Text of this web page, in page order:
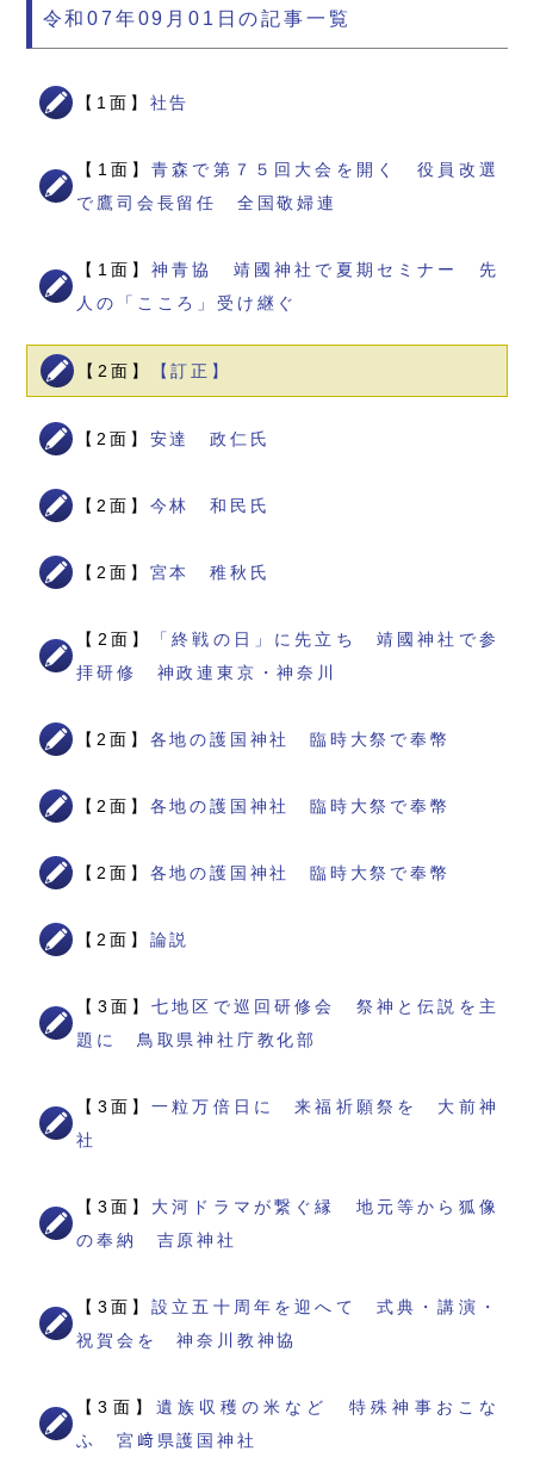
令和07年09月01日の記事一覧
【1面】 社告
【1面】青森で第７５回大会を開く 役員改選
で鷹司会長留任 全国敬婦連
【1面】神青協 靖國神社で夏期セミナー 先
人の「こころ」受け継ぐ
【2面】 【訂正】
【2面】 安達 政仁氏
【2面】 今林 和民氏
【2面】 宮本 稚秋氏
【2面】
「終戦の日」に先立ち 靖國神社で参
拝研修 神政連東京・神奈川
【2面】 各地の護国神社 臨時大祭で奉幣
【2面】 各地の護国神社 臨時大祭で奉幣
【2面】 各地の護国神社 臨時大祭で奉幣
【2面】 論説
【3面】七地区で巡回研修会 祭神と伝説を主
題に 鳥取県神社庁教化部
【3面】一粒万倍日に 来福祈願祭を 大前神
社
【3面】 大河ドラマが繋ぐ縁 地元等から狐像
の奉納 吉原神社
【3面】設立五十周年を迎へて 式典・講演・
祝賀会を 神奈川教神協
【3面】 遺族収穫の米など 特殊神事おこな
ふ 宮﨑県護国神社